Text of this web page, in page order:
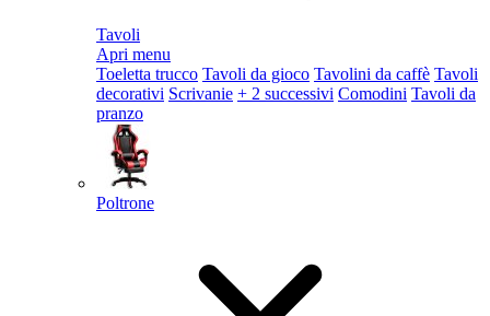
Tavoli
Apri menu
Toeletta trucco Tavoli da gioco Tavolini da caffè Tavoli
decorativi Scrivanie + 2 successivi Comodini Tavoli da
pranzo
Poltrone